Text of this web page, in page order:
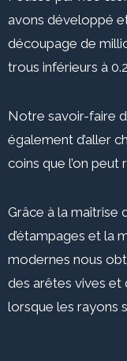
avons développé
découpage de
trous inférieurs à
Notre savoir-faire
également d’aller
coins que l’on peut
Grâce à la maîtrise
d’étampages et la
modernes nous
des arêtes vives et
lorsque les rayons